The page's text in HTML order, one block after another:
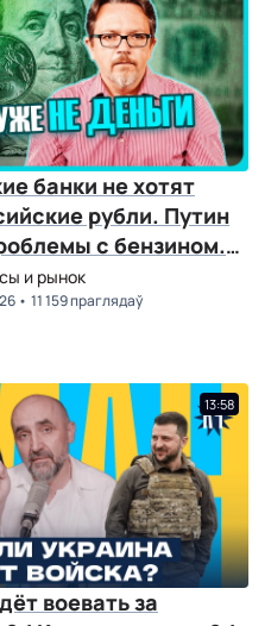
банки не хотят
рубли. Путин
с бензином.
136
и рынок
11 159 праглядаў
13:58
воевать за